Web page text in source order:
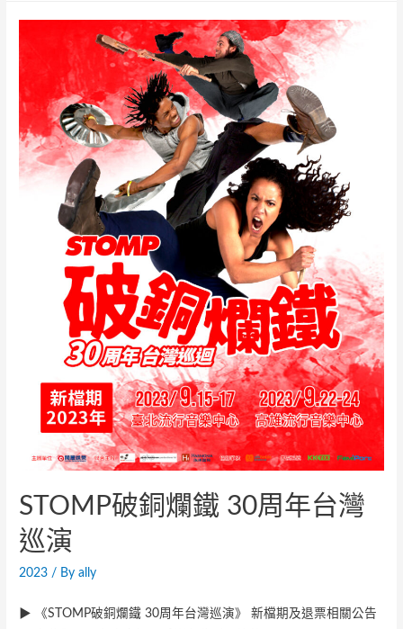
STOMP破銅爛鐵 30周年台灣
巡演
2023 / Byally
▶︎ 《STOMP破銅爛鐵 30周年台灣巡演》 新檔期及退票相關公告